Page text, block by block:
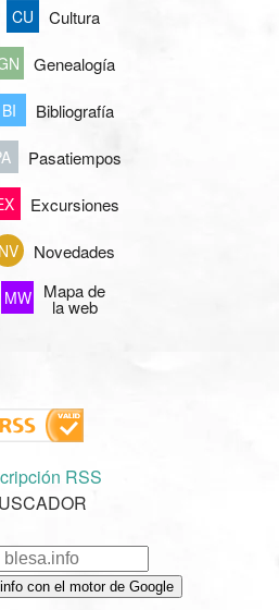
CU Cultura
Genealogía
BI Bibliografía
Pasatiempos
Excursiones
NV Novedades
MW Mapa de
la web
RSS
con el motor de Google